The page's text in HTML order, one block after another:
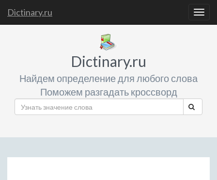
Dictinary.ru
Dictinary.ru
Найдем определение для любого слова
Поможем разгадать кроссворд